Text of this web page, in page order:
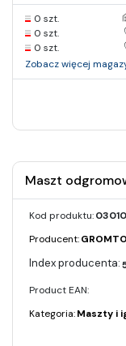
0 szt.
0 szt.
0 szt.
Zobacz więcej
Maszt
Kod produktu:
Producent:
Product EAN:
Kategoria:Maszty i